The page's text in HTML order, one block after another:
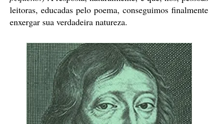
leitoras, educadas pelo poema, conseguimos finalmente
enxergar sua verdadeira natureza.